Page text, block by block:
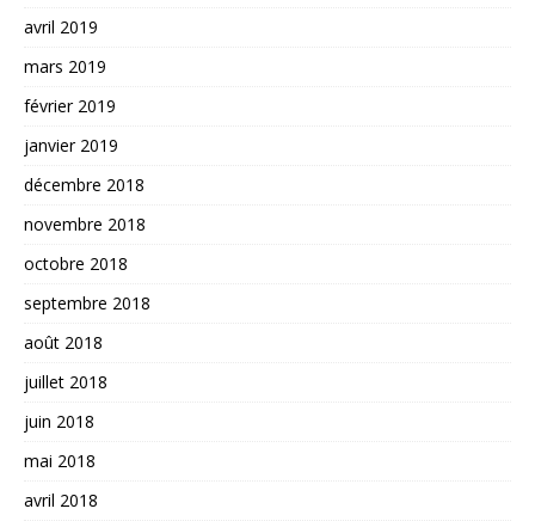
avril 2019
mars 2019
février 2019
janvier 2019
décembre 2018
novembre 2018
octobre 2018
septembre 2018
août 2018
juillet 2018
juin 2018
mai 2018
avril 2018